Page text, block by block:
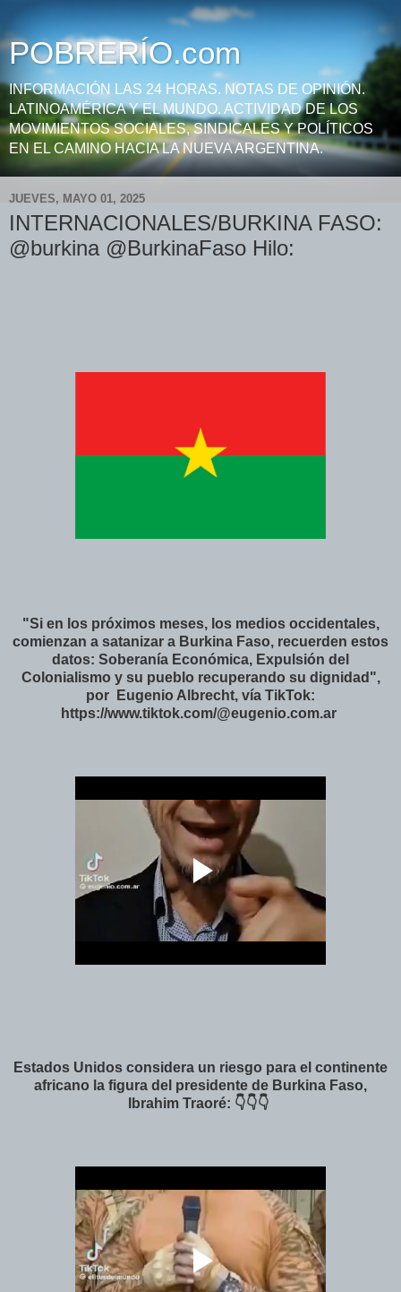
POBRERÍO.com
INFORMACIÓN LAS 24 HORAS. NOTAS DE OPINIÓN.
LATINOAMÉRICA Y EL MUNDO. ACTIVIDAD DE LOS
MOVIMIENTOS SOCIALES, SINDICALES Y POLÍTICOS
EN EL CAMINO HACIA LA NUEVA ARGENTINA.
JUEVES, MAYO 01, 2025
INTERNACIONALES/BURKINA FASO:
@burkina @BurkinaFaso Hilo:
"Si en los próximos meses, los medios occidentales,
comienzan a satanizar a Burkina Faso, recuerden estos
datos: Soberanía Económica, Expulsión del
Colonialismo y su pueblo recuperando su dignidad",
por Eugenio Albrecht, vía TikTok:
https://www.tiktok.com/@eugenio.com.ar
Estados Unidos considera un riesgo para el continente
africano la figura del presidente de Burkina Faso,
Ibrahim Traoré: 👇👇👇